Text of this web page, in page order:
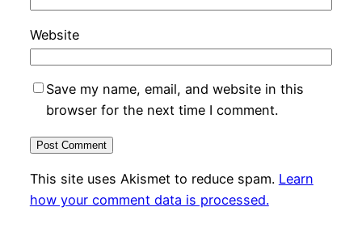
Website
Save my name, email, and website in this
browser for the next time I comment.
This site uses Akismet to reduce spam. Learn
how your comment data is processed.